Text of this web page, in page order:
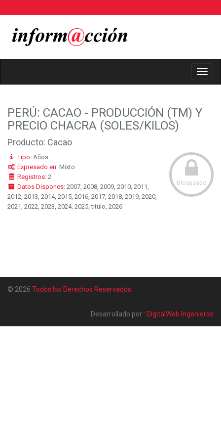
PERÚ: CACAO - PRODUCCIÓN (TM) Y
PRECIO CHACRA (SOLES/KILOS)
Producto: Cacao
Bloqueado
Tipo:Años
Expresado en:Mixto
Registros:2
Datos Dispones:2007, 2008, 2009, 2010, 2011,
2012, 2013, 2014, 2015, 2016, 2017, 2018, 2019, 2020,
2021, 2022, 2023, 2024, 2025, titulo, 2026
© 2026 Todos los Derechos Reservados
Desarrollado por : DigitalWeb Ingenieros